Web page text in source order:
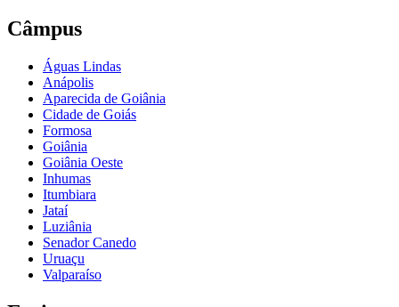
Câmpus
Águas Lindas
Anápolis
Aparecida de Goiânia
Cidade de Goiás
Formosa
Goiânia
Goiânia Oeste
Inhumas
Itumbiara
Jataí
Luziânia
Senador Canedo
Uruaçu
Valparaíso